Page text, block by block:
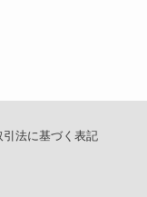
引法に基づく表記